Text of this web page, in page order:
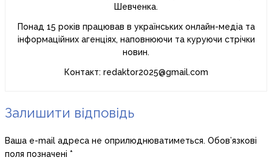
Шевченка.
Понад 15 років працював в українських онлайн-медіа та
інформаційних агенціях, наповнюючи та куруючи стрічки
новин.
Контакт: redaktor2025@gmail.com
Залишити відповідь
Ваша e-mail адреса не оприлюднюватиметься. Обов’язкові
поля позначені *